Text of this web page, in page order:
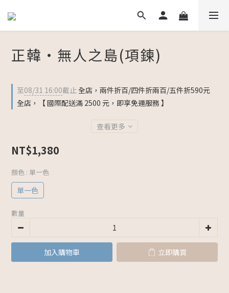
正韓・無人之島(項鍊)
至08/31 16:00截止全店，兩件折百/四件折兩百/五件折590元
全店，【 國際配送滿 2500 元，即享免運服務 】
查看更多
NT$1,380
顏色 : 單一色
單一色
數量
加入購物車 立即購買